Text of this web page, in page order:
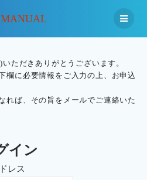
MANUAL
ただきありがとうございます。
欄に必要情報をご入力の上、お申込
れば、その旨をメールでご連絡いた
イン
レス